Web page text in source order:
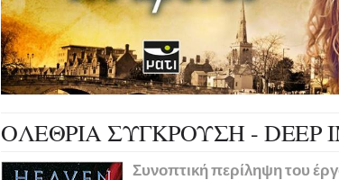
ΟΛΕΘΡΙΑ ΣΥΓΚΡΟΥΣΗ - DEEP
Συνοπτική περίληψη του